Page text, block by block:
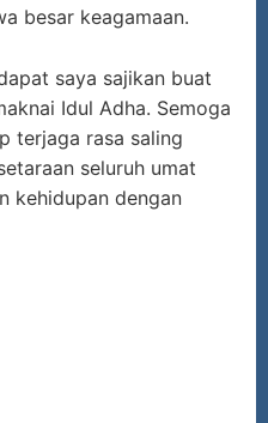
besar keagamaan.
saya sajikan buat
Idul Adha. Semoga
terjaga rasa saling
seluruh umat
kehidupan dengan